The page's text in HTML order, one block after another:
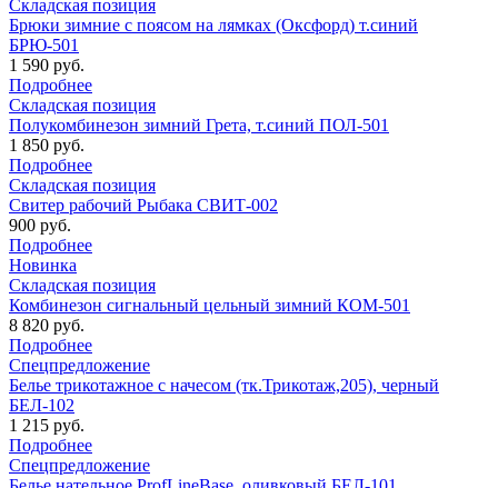
Складская позиция
Брюки зимние с поясом на лямках (Оксфорд) т.синий
БРЮ-501
1 590 руб.
Подробнее
Складская позиция
Полукомбинезон зимний Грета, т.синий ПОЛ-501
1 850 руб.
Подробнее
Складская позиция
Свитер рабочий Рыбака СВИТ-002
900 руб.
Подробнее
Новинка
Складская позиция
Комбинезон сигнальный цельный зимний КОМ-501
8 820 руб.
Подробнее
Спецпредложение
Белье трикотажное с начесом (тк.Трикотаж,205), черный
БЕЛ-102
1 215 руб.
Подробнее
Спецпредложение